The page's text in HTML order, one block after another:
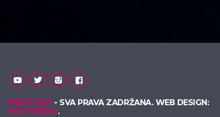
RADIO BET - SVA PRAVA ZADRŽANA. WEB DESIGN:
HOSTMEDIO.